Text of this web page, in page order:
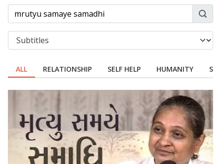
ALL RELATIONSHIP SELF HELP HUMANITY